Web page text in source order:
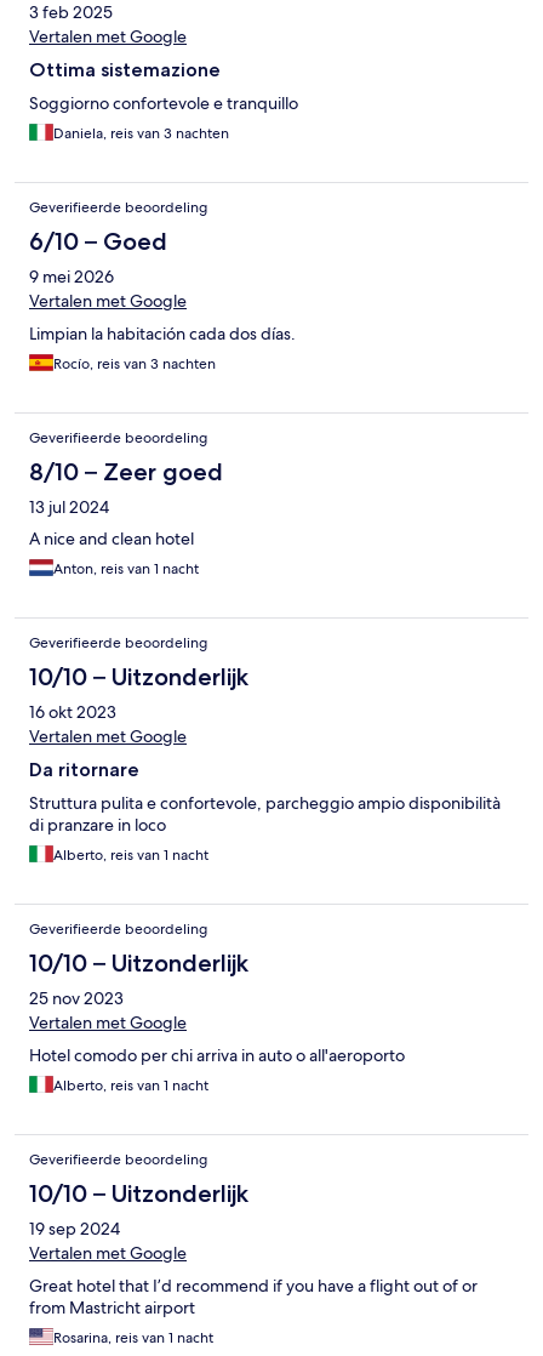
3 feb 2025
Vertalen met Google
Ottima sistemazione
Soggiorno confortevole e tranquillo
Daniela, reis van 3 nachten
Geverifieerde beoordeling
6/10 – Goed
9 mei 2026
Vertalen met Google
Limpian la habitación cada dos días.
Rocío, reis van 3 nachten
Geverifieerde beoordeling
8/10 – Zeer goed
13 jul 2024
A nice and clean hotel
Anton, reis van 1 nacht
Geverifieerde beoordeling
10/10 – Uitzonderlijk
16 okt 2023
Vertalen met Google
Da ritornare
Struttura pulita e confortevole, parcheggio ampio disponibilità
di pranzare in loco
Alberto, reis van 1 nacht
Geverifieerde beoordeling
10/10 – Uitzonderlijk
25 nov 2023
Vertalen met Google
Hotel comodo per chi arriva in auto o all'aeroporto
Alberto, reis van 1 nacht
Geverifieerde beoordeling
10/10 – Uitzonderlijk
19 sep 2024
Vertalen met Google
Great hotel that I’d recommend if you have a flight out of or
from Mastricht airport
Rosarina, reis van 1 nacht